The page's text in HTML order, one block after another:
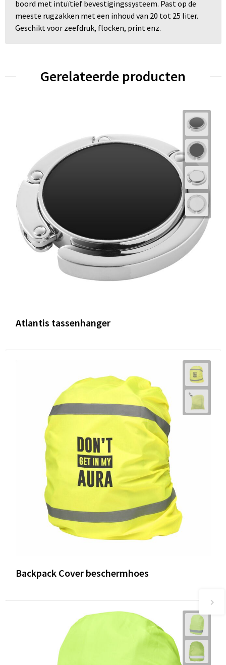
boord met intuïtief bevestigingssysteem. Past op de
meeste rugzakken met een inhoud van 20 tot 25 liter.
Geschikt voor zeefdruk, flocken, print enz.
Gerelateerde producten
Atlantis tassenhanger
Backpack Cover beschermhoes